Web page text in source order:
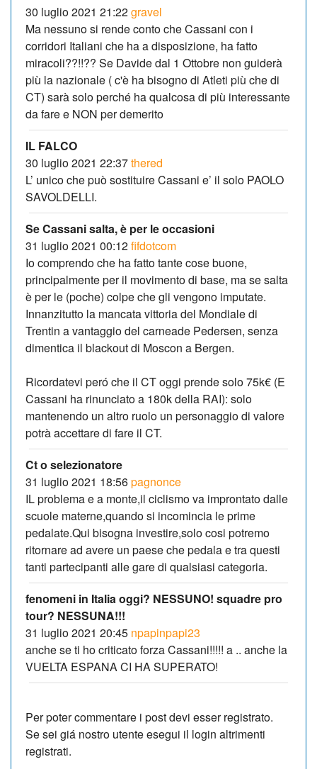
30 luglio 2021 21:22gravel
Ma nessuno si rende conto che Cassani con i
corridori Italiani che ha a disposizione, ha fatto
miracoli??!!?? Se Davide dal 1 Ottobre non guiderà
più la nazionale ( c'è ha bisogno di Atleti più che di
CT) sarà solo perché ha qualcosa di più interessante
da fare e NON per demerito
IL FALCO
30 luglio 2021 22:37thered
L’ unico che può sostituire Cassani e’ il solo PAOLO
SAVOLDELLI.
Se Cassani salta, è per le occasioni
31 luglio 2021 00:12fifdotcom
Io comprendo che ha fatto tante cose buone,
principalmente per il movimento di base, ma se salta
è per le (poche) colpe che gli vengono imputate.
Innanzitutto la mancata vittoria del Mondiale di
Trentin a vantaggio del carneade Pedersen, senza
dimentica il blackout di Moscon a Bergen.
Ricordatevi peró che il CT oggi prende solo 75k€ (E
Cassani ha rinunciato a 180k della RAI): solo
mantenendo un altro ruolo un personaggio di valore
potrà accettare di fare il CT.
Ct o selezionatore
31 luglio 2021 18:56pagnonce
IL problema e a monte,il ciclismo va improntato dalle
scuole materne,quando si incomincia le prime
pedalate.Qui bisogna investire,solo cosi potremo
ritornare ad avere un paese che pedala e tra questi
tanti partecipanti alle gare di qualsiasi categoria.
fenomeni in Italia oggi? NESSUNO! squadre pro
tour? NESSUNA!!!
31 luglio 2021 20:45 npapinpapi23
anche se ti ho criticato forza Cassani!!!!! a .. anche la
VUELTA ESPANA CI HA SUPERATO!
Per poter commentare i post devi esser registrato.
Se sei giá nostro utente esegui il login altrimenti
registrati.